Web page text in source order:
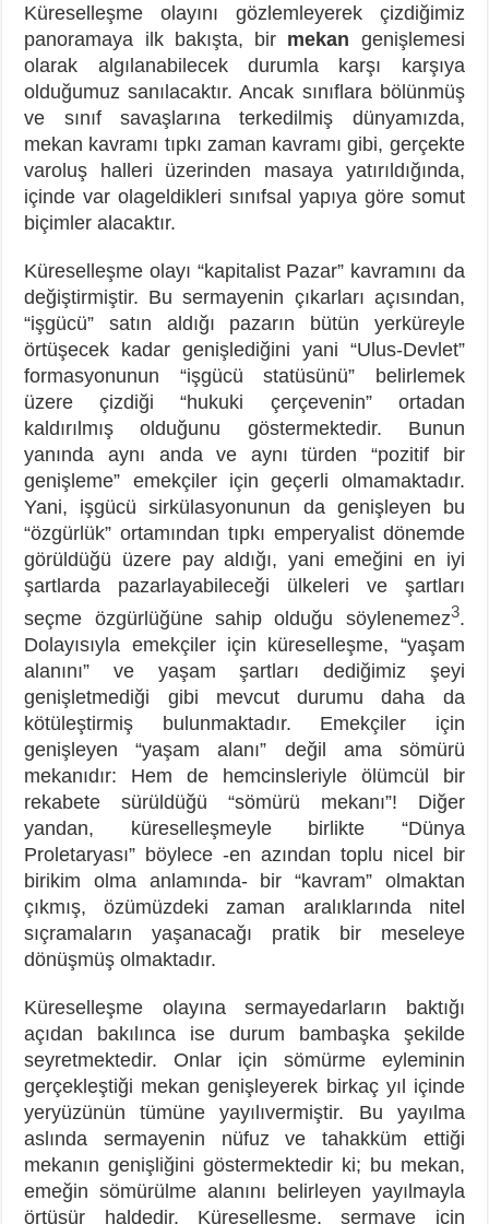
Küreselleşme olayını gözlemleyerek çizdiğimiz
panoramaya ilk bakışta, bir mekan genişlemesi
olarak algılanabilecek durumla karşı karşıya
olduğumuz sanılacaktır. Ancak sınıflara bölünmüş
ve sınıf savaşlarına terkedilmiş dünyamızda,
mekan kavramı tıpkı zaman kavramı gibi, gerçekte
varoluş halleri üzerinden masaya yatırıldığında,
içinde var olageldikleri sınıfsal yapıya göre somut
biçimler alacaktır.
Küreselleşme olayı “kapitalist Pazar” kavramını da
değiştirmiştir. Bu sermayenin çıkarları açısından,
“işgücü” satın aldığı pazarın bütün yerküreyle
örtüşecek kadar genişlediğini yani “Ulus-Devlet”
formasyonunun “işgücü statüsünü” belirlemek
üzere çizdiği “hukuki çerçevenin” ortadan
kaldırılmış olduğunu göstermektedir. Bunun
yanında aynı anda ve aynı türden “pozitif bir
genişleme” emekçiler için geçerli olmamaktadır.
Yani, işgücü sirkülasyonunun da genişleyen bu
“özgürlük” ortamından tıpkı emperyalist dönemde
görüldüğü üzere pay aldığı, yani emeğini en iyi
şartlarda pazarlayabileceği ülkeleri ve şartları
seçme özgürlüğüne sahip olduğu söylenemez3.
Dolayısıyla emekçiler için küreselleşme, “yaşam
alanını” ve yaşam şartları dediğimiz şeyi
genişletmediği gibi mevcut durumu daha da
kötüleştirmiş bulunmaktadır. Emekçiler için
genişleyen “yaşam alanı” değil ama sömürü
mekanıdır: Hem de hemcinsleriyle ölümcül bir
rekabete sürüldüğü “sömürü mekanı”! Diğer
yandan, küreselleşmeyle birlikte “Dünya
Proletaryası” böylece -en azından toplu nicel bir
birikim olma anlamında- bir “kavram” olmaktan
çıkmış, özümüzdeki zaman aralıklarında nitel
sıçramaların yaşanacağı pratik bir meseleye
dönüşmüş olmaktadır.
Küreselleşme olayına sermayedarların baktığı
açıdan bakılınca ise durum bambaşka şekilde
seyretmektedir. Onlar için sömürme eyleminin
gerçekleştiği mekan genişleyerek birkaç yıl içinde
yeryüzünün tümüne yayılıvermiştir. Bu yayılma
aslında sermayenin nüfuz ve tahakküm ettiği
mekanın genişliğini göstermektedir ki; bu mekan,
emeğin sömürülme alanını belirleyen yayılmayla
örtüşür haldedir. Küreselleşme, sermaye için